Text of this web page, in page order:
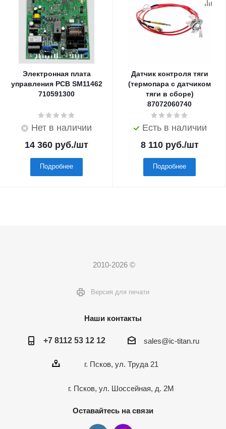
Электронная плата
управления PCB SM11462
710591300
Нет в наличии
14 360 руб./шт
Подробнее
Датчик контроля тяги
(термопара с датчиком
тяги в сборе)
87072060740
Есть в наличии
8 110руб./шт
Подробнее
2010-2026 ©
Версия для печати
Наши контакты
+7 8112 53 12 12 sales@ic-titan.ru
г. Псков, ул. Труда 21
г. Псков, ул. Шоссейная, д. 2М
Оставайтесь на связи